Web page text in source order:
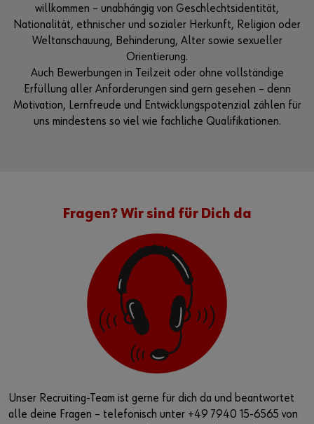
willkommen – unabhängig von Geschlechtsidentität,
Nationalität, ethnischer und sozialer Herkunft, Religion oder
Weltanschauung, Behinderung, Alter sowie sexueller
Orientierung.
Auch Bewerbungen in Teilzeit oder ohne vollständige
Erfüllung aller Anforderungen sind gern gesehen – denn
Motivation, Lernfreude und Entwicklungspotenzial zählen für
uns mindestens so viel wie fachliche Qualifikationen.
Fragen? Wir sind für Dich da
Unser Recruiting-Team ist gerne für dich da und beantwortet
alle deine Fragen – telefonisch unter +49 7940 15-6565 von